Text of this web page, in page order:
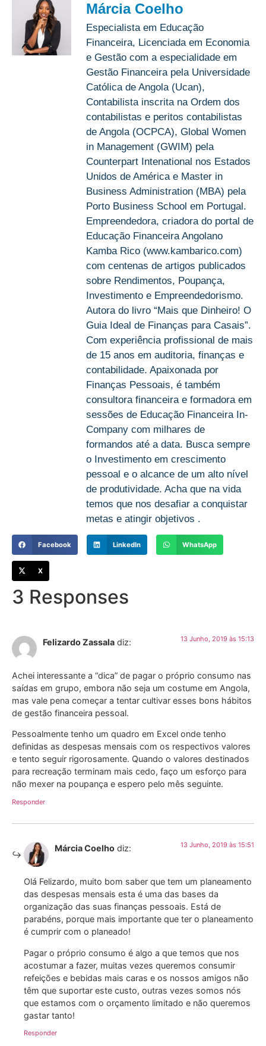
Márcia Coelho
Especialista em Educação
Financeira, Licenciada em Economia
e Gestão com a especialidade em
Gestão Financeira pela Universidade
Católica de Angola (Ucan),
Contabilista inscrita na Ordem dos
contabilistas e peritos contabilistas
de Angola (OCPCA), Global Women
in Management (GWIM) pela
Counterpart Intenational nos Estados
Unidos de América e Master in
Business Administration (MBA) pela
Porto Business School em Portugal.
Empreendedora, criadora do portal de
Educação Financeira Angolano
Kamba Rico (www.kambarico.com)
com centenas de artigos publicados
sobre Rendimentos, Poupança,
Investimento e Empreendedorismo.
Autora do livro “Mais que Dinheiro! O
Guia Ideal de Finanças para Casais”.
Com experiência profissional de mais
de 15 anos em auditoria, finanças e
contabilidade. Apaixonada por
Finanças Pessoais, é também
consultora financeira e formadora em
sessões de Educação Financeira In-
Company com milhares de
formandos até a data. Busca sempre
o Investimento em crescimento
pessoal e o alcance de um alto nível
de produtividade. Acha que na vida
temos que nos desafiar a conquistar
metas e atingir objetivos .
Facebook LinkedIn WhatsApp
3 Responses
Felizardo Zassala diz:
Achei interessante a “dica” de pagar o próprio consumo nas
saídas em grupo, embora não seja um costume em Angola,
mas vale pena começar a tentar cultivar esses bons hábitos
de gestão financeira pessoal.
Pessoalmente tenho um quadro em Excel onde tenho
definidas as despesas mensais com os respectivos valores
e tento seguir rigorosamente. Quando o valores destinados
para recreação terminam mais cedo, faço um esforço para
não mexer na poupança e espero pelo mês seguinte.
Márcia Coelho diz:
Olá Felizardo, muito bom saber que tem um planeamento
das despesas mensais esta é uma das bases da
organização das suas finanças pessoais. Está de
parabéns, porque mais importante que ter o planeamento
é cumprir com o planeado!
Pagar o próprio consumo é algo a que temos que nos
acostumar a fazer, muitas vezes queremos consumir
refeições e bebidas mais caras e os nossos amigos não
têm que suportar este custo, outras vezes somos nós
que estamos com o orçamento limitado e não queremos
gastar tanto!